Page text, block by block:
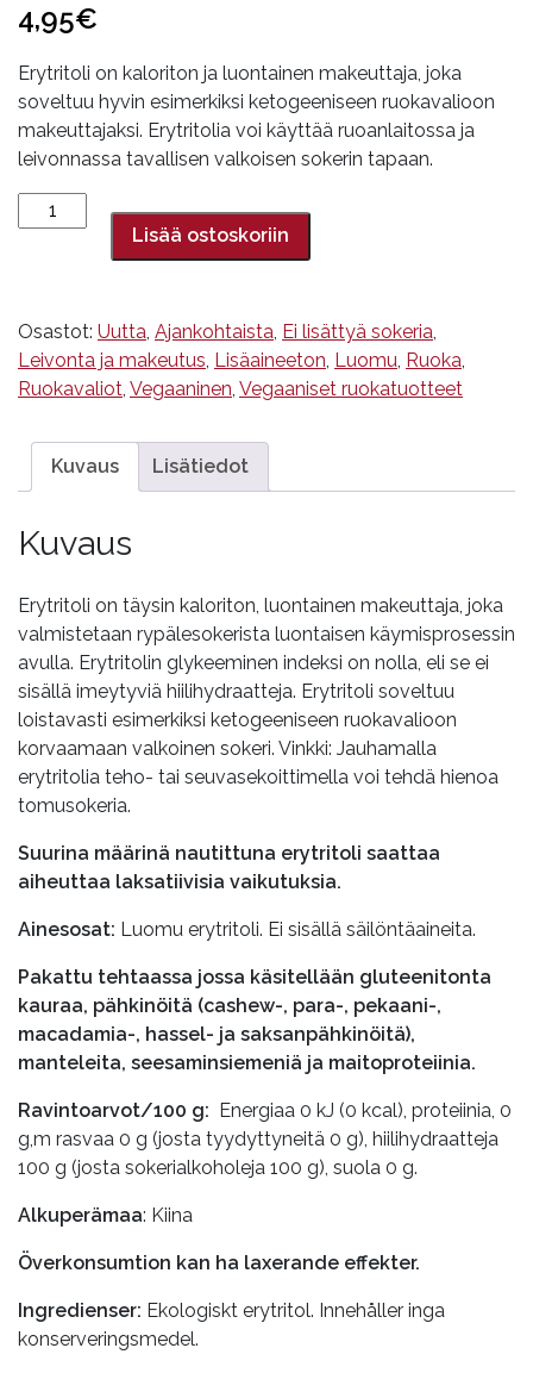
4,95€
Erytritoli on kaloriton ja luontainen makeuttaja, joka
soveltuu hyvin esimerkiksi ketogeeniseen ruokavalioon
makeuttajaksi. Erytritolia voi käyttää ruoanlaitossa ja
leivonnassa tavallisen valkoisen sokerin tapaan.
Erytritoli,
Foodin,
määrä
Lisää ostoskoriin
Osastot: Uutta Ajankohtaista Ei lisättyä sokeria
Leivonta ja makeutus Lisäaineeton Luomu Ruoka
Ruokavaliot Vegaaninen Vegaaniset ruokatuotteet
Kuvaus Lisätiedot
Kuvaus
Erytritoli on täysin kaloriton, luontainen makeuttaja, joka
valmistetaan rypälesokerista luontaisen käymisprosessin
avulla. Erytritolin glykeeminen indeksi on nolla, eli se ei
sisällä imeytyviä hiilihydraatteja. Erytritoli soveltuu
loistavasti esimerkiksi ketogeeniseen ruokavalioon
korvaamaan valkoinen sokeri. Vinkki: Jauhamalla
erytritolia teho- tai seuvasekoittimella voi tehdä hienoa
tomusokeria.
Suurina määrinä nautittuna erytritoli saattaa
aiheuttaa laksatiivisia vaikutuksia.
Ainesosat: Luomu erytritoli. Ei sisällä säilöntäaineita.
Pakattu tehtaassa jossa käsitellään gluteenitonta
kauraa, pähkinöitä (cashew-, para-, pekaani-,
macadamia-, hassel- ja saksanpähkinöitä),
manteleita, seesaminsiemeniä ja maitoproteiinia.
Ravintoarvot/100 g: Energiaa 0 kJ (0 kcal), proteiinia, 0
g,m rasvaa 0 g (josta tyydyttyneitä 0 g), hiilihydraatteja
100 g (josta sokerialkoholeja 100 g), suola 0 g.
Alkuperämaa: Kiina
Överkonsumtion kan ha laxerande effekter.
Ingredienser: Ekologiskt erytritol. Innehåller inga
konserveringsmedel.